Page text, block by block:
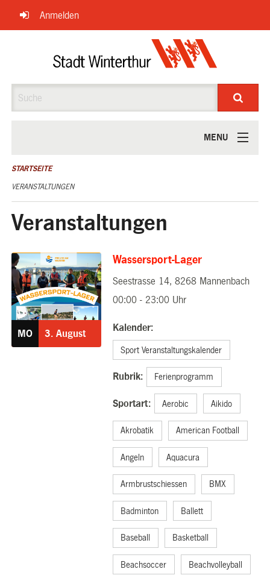
Navigation
überspringen
Anmelden
MENU
ÜBER UNS
STARTSEITE
VERANSTALTUNGEN
Veranstaltungen
MO 3. August
Wassersport-Lager
Seestrasse 14, 8268 Mannenbach
00:00 - 23:00 Uhr
Kalender:
Sport Veranstaltungskalender
Rubrik: Ferienprogramm
Sportart: Aerobic Aikido
Akrobatik American Football
Angeln Aquacura
Armbrustschiessen BMX
Badminton Ballett
Baseball Basketball
Beachsoccer Beachvolleyball